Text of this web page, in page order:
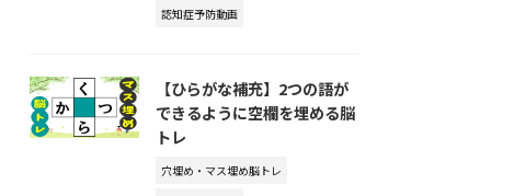
認知症予防動画
【ひらがな補充】2つの語が
できるように空欄を埋める脳
トレ
穴埋め・マス埋め脳トレ